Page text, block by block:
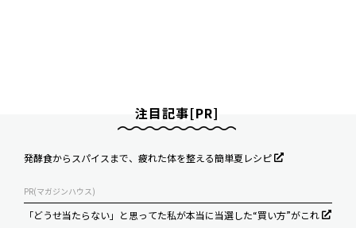
注目記事[PR]
発酵食からスパイスまで、疲れた体を整える簡単夏レシピ
PR(マガジンハウス)
「どうせ当たらない」と思ってた私が本当に当選した“買い方”がこれ